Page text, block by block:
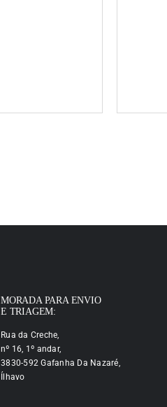
MORADA PARA ENVIO
E TRIAGEM:
Rua da Creche,
nº 16, 1º andar,
3830-592 Gafanha Da Nazaré,
Ílhavo